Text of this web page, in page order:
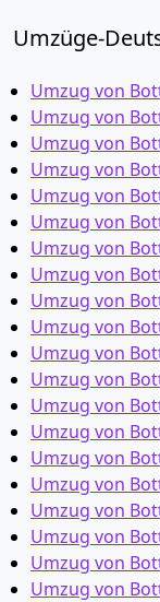
Umzüge-
Umzug von
Umzug von
Umzug von
Umzug von
Umzug von
Umzug von
Umzug von
Umzug von
Umzug von
Umzug von
Umzug von
Umzug von
Umzug von
Umzug von
Umzug von
Umzug von
Umzug von
Umzug von
Umzug von
Umzug von